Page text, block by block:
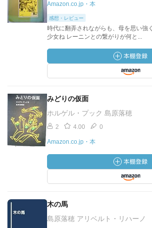
Amazon.co.jp・本
感想・レビュー
時代に翻弄されながらも、母を思い強
少女ね レーニンとの繋がりが何と...
みどりの仮面
ホルゲル・プック 島原落穂
2 4.00 0
Amazon.co.jp・本
木の馬
島原落穂 アリベルト・リハーノ